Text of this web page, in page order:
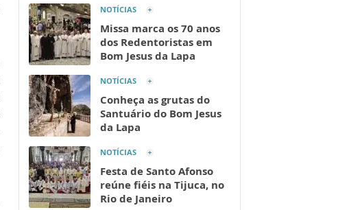
NOTÍCIAS
Missa marca os 70 anos
dos Redentoristas em
Bom Jesus da Lapa
NOTÍCIAS
Conheça as grutas do
Santuário do Bom Jesus
da Lapa
NOTÍCIAS
Festa de Santo Afonso
reúne fiéis na Tijuca, no
Rio de Janeiro